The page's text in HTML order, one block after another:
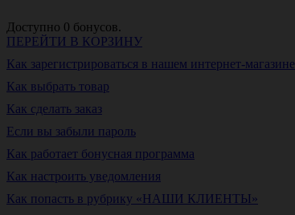
Доступно 0 бонусов.
ПЕРЕЙТИ В КОРЗИНУ
Как зарегистрироваться в нашем интернет-магазине
Как выбрать товар
Как сделать заказ
Если вы забыли пароль
Как работает бонусная программа
Как настроить уведомления
Как попасть в рубрику «НАШИ КЛИЕНТЫ»